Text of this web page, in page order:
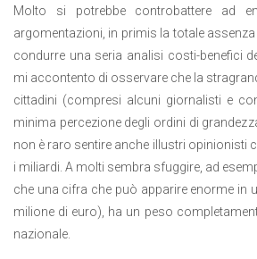
Molto si potrebbe controbattere ad
argomentazioni, in primis la totale
condurre una seria analisi costi-benefici
mi accontento di osservare che la
cittadini (compresi alcuni giornalisti e
minima percezione degli ordini di
non è raro sentire anche illustri opinionisti
i miliardi. A molti sembra sfuggire, ad
che una cifra che può apparire enorme in
milione di euro), ha un peso
nazionale.